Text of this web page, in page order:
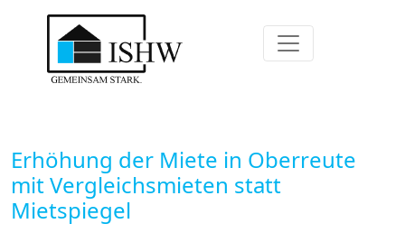
Erhöhung der Miete in Oberreute
mit Vergleichsmieten statt
Mietspiegel